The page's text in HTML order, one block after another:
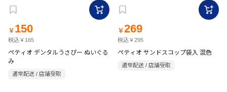
￥ 150
税込￥165
ペティオ デンタルうさぴー ぬいぐる
み
通常配送 / 店舗受取
￥269
税込￥295
ペティオ サンドスコップ袋入 混色
通常配送 / 店舗受取